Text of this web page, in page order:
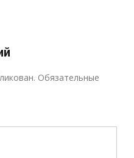
Обязательные